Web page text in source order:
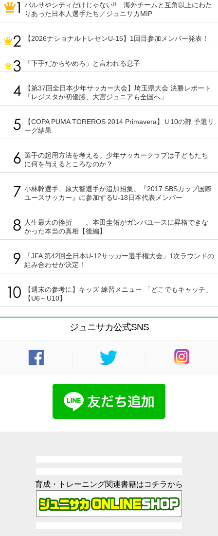
バルサやシティだけじゃない!! 海外チームと互角以上にわた
りあった日本人選手たち／ジュニサカMIP
【2026ナショナルトレセンU-15】1回目参加メンバー発表！
「下手だからやめろ」と言われる息子
【第37回全日本少年サッカー大会】埼玉県大会 決勝レポート
「レジスタが初優勝、大宮ジュニアも全国へ」
【COPA PUMA TOREROS 2014 Primavera】Ｕ10の部 予選リ
ーグ結果
選手の起用方法を考える。少年サッカークラブは子どもたち
に何を与えるところなのか？
小林幹選手、原大智選手が追加招集。『2017 SBSカップ国際
ユースサッカー』に参加するU-18日本代表メンバー
人生最大の挫折――。本田圭佑がガンバユースに昇格できな
かった本当の真相【後編】
「JFA 第42回全日本U-12サッカー選手権大会」1次ラウンドの
組み合わせが決定！
【週末の参考に】キッズ 練習メニュー 「どこでもキャッチ」
【U6～U10】
ジュニサカ公式SNS
育成・トレーニング関連書籍はコチラから